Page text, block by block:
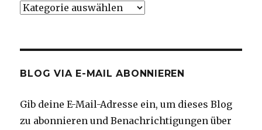
Kategorien
BLOG VIA E-MAIL ABONNIEREN
Gib deine E-Mail-Adresse ein, um dieses Blog
zu abonnieren und Benachrichtigungen über